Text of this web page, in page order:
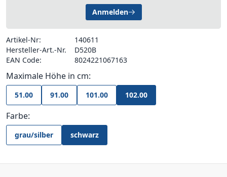
Anmelden
Artikel-Nr:
140611
Hersteller-Art.-Nr.
D520B
EAN Code:
8024221067163
Maximale Höhe in cm:
51.00 91.00 101.00 102.00
Farbe:
grau/silber schwarz